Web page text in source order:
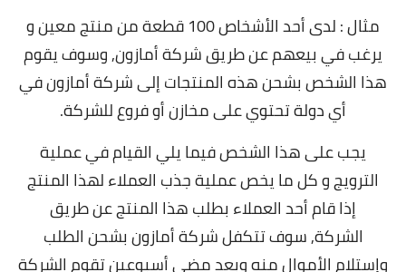
مثال : لدى أحد الأشخاص 100 قطعة من منتج معين و
يرغب في بيعهم عن طريق شركة أمازون, وسوف يقوم
هذا الشخص بشحن هذه المنتجات إلى شركة أمازون في
أي دولة تحتوي على مخازن أو فروع للشركة.
يجب على هذا الشخص فيما يلي القيام في عملية
الترويج و كل ما يخص عملية جذب العملاء لهذا المنتج
إذا قام أحد العملاء بطلب هذا المنتج عن طريق
الشركة,سوف تتكفل شركة أمازون بشحن الطلب
وإستلام الأموال منه وبعد مضي أسبوعين تقوم الشركة